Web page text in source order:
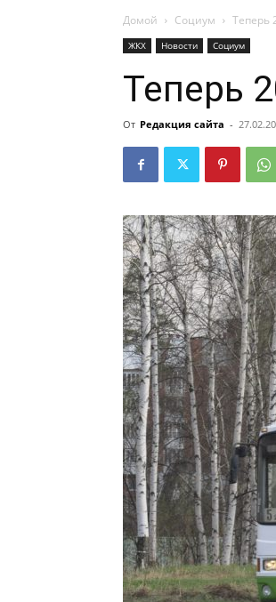
Домой Социум Теперь
ЖКХ Новости Социум
Теперь
От Редакция сайта -